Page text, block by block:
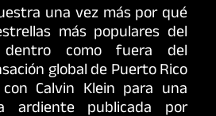
una vez más por qué
más populares del
como fuera del
global de Puerto Rico
Calvin Klein para una
ardiente publicada por